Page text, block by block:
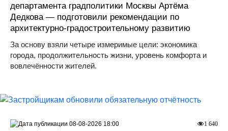
департамента градполитики Москвы Артёма
Дедкова — подготовили рекомендации по
архитектурно-градостроительному развитию
За основу взяли четыре измеримые цели: экономика
города, продолжительность жизни, уровень комфорта и
вовлечённости жителей.
1 640
08-08-2026 18:00